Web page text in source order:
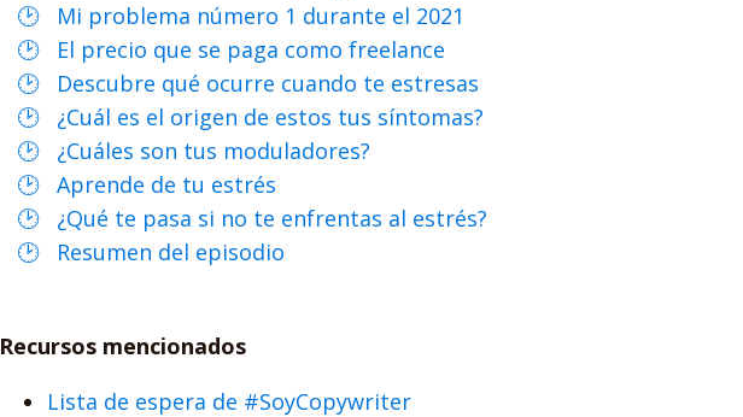
Mi problema número 1 durante el 2021
El precio que se paga como freelance
Descubre qué ocurre cuando te estresas
¿Cuál es el origen de estos tus síntomas?
¿Cuáles son tus moduladores?
Aprende de tu estrés
¿Qué te pasa si no te enfrentas al estrés?
Resumen del episodio
Recursos mencionados
Lista de espera de #SoyCopywriter